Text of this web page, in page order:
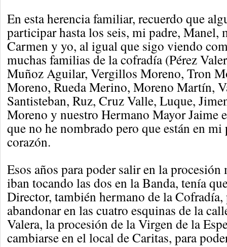
En esta herencia familiar, recuerdo que
participar hasta los seis, mi padre, Manel,
Carmen y yo, al igual que sigo viendo
muchas familias de la cofradía (Pérez
Muñoz Aguilar, Vergillos Moreno, Tron
Moreno, Rueda Merino, Moreno Martín,
Santisteban, Ruz, Cruz Valle, Luque,
Moreno y nuestro Hermano Mayor Jaime
que no he nombrado pero que están en
corazón.
Esos años para poder salir en la
iban tocando las dos en la Banda, tenía
Director, también hermano de la Cofradía,
abandonar en las cuatro esquinas de la
Valera, la procesión de la Virgen de la
cambiarse en el local de Caritas, para